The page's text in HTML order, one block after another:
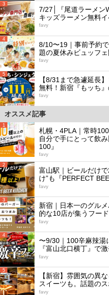
3
7/27│『尾道ラーメン
キッズラーメン無料
favy
4
8/10〜19｜事前予約
題の夏休みビュッフ
favy
5
【8/31まで急遽延長
無料！新宿『もッち
favy
オススメ記事
1
札幌・4PLA｜常時
自分で手にとって飲
100』
favy
2
富山駅｜ビールだけ
け”も『PERFECT
favy
3
新宿｜日本一のグル
的な10店が集うフー
favy
4
〜9/30｜100辛麻辣湯
『富山北口横丁』で
favy
5
【新宿】雰囲気の異
スイーツも。話題の
favy